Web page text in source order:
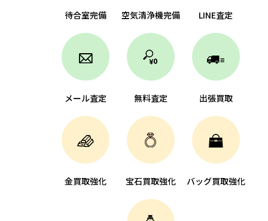
待合室完備 空気清浄機完備 LINE査定
メール査定 無料査定 出張買取
金買取強化 宝石買取強化 バッグ買取強化